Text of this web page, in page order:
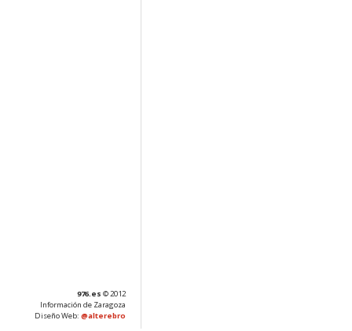
976.es © 2012
Información de Zaragoza
Diseño Web: @alterebro